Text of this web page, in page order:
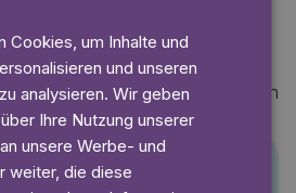
Mehr anzeigen
GERMAN
Cookies, um Inhalte und
und unseren
analysieren. Wir geben
Ihre Nutzung unserer
unsere Werbe- und
weiter, die diese